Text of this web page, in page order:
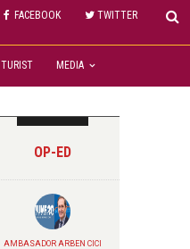
FACEBOOK TWITTER
TURIST MEDIA
OP-ED
AMBASADOR ARBEN CICI